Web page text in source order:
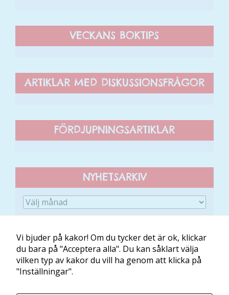
VECKANS BOKTIPS
ARTIKLAR MED DISKUSSIONSFRÅGOR
FÖRDJUPNINGSARTIKLAR
NYHETSARKIV
Om Minibladet Villkor Mina kakor
Vi bjuder på kakor! Om du tycker det är ok, klickar
du bara på "Acceptera alla". Du kan såklart välja
vilken typ av kakor du vill ha genom att klicka på
"Inställningar".